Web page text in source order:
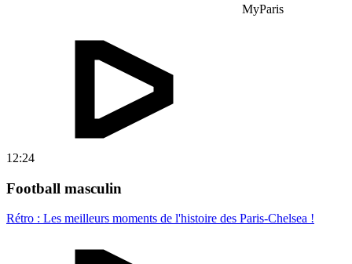
MyParis
12:24
Football masculin
Rétro : Les meilleurs moments de l'histoire des Paris-Chelsea !